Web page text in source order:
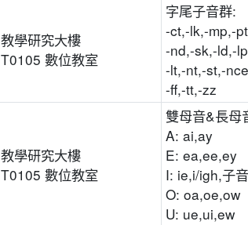
教學研究大樓
T0105 數位教室
字尾子音群:
-ct,-lk,-mp,-
-nd,-sk,-ld,-
-lt,-nt,-st,-
-ff,-tt,-zz
教學研究大樓
T0105 數位教室
雙母音&長母
A: ai,ay
E: ea,ee,ey
I: ie,i/igh,子
O: oa,oe,ow
U: ue,ui,ew